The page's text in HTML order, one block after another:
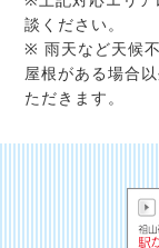
談ください。
※ 雨天など天候
屋根がある場合
ただきます。